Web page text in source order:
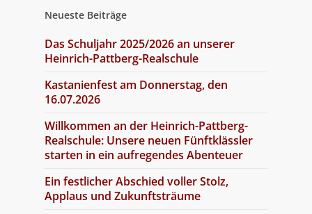
Neueste Beiträge
Das Schuljahr 2025/2026 an unserer
Heinrich-Pattberg-Realschule
Kastanienfest am Donnerstag, den
16.07.2026
Willkommen an der Heinrich-Pattberg-
Realschule: Unsere neuen Fünftklässler
starten in ein aufregendes Abenteuer
Ein festlicher Abschied voller Stolz,
Applaus und Zukunftsträume